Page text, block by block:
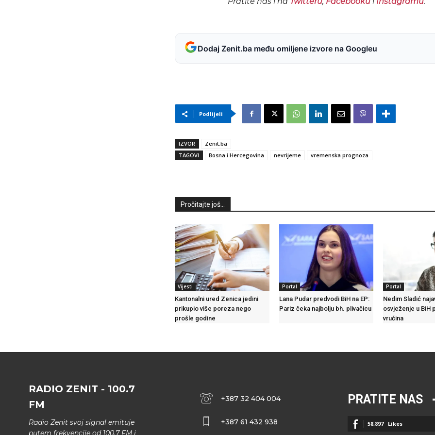
Dodaj Zenit.ba među omiljene izvore na Googleu
Podlijeli
IZVOR
Zenit.ba
TAGOVI
Bosna i Hercegovina nevrijeme vremenska prognoza
Pročitajte još...
Vijesti
Kantonalni ured Zenica jedini
prikupio više poreza nego
prošle godine
Portal
Lana Pudar predvodi BiH na EP:
Pariz čeka najbolju bh. plivačicu
Portal
Nedim Sladić
osvježenje u BiH
vrućina
RADIO ZENIT - 100.7
FM
Radio Zenit svoj signal emituje
putem frekvencije od 100.7 FM i
+387 32 404 004
+387 61 432 938
PRATITE NAS
58,897 Likes